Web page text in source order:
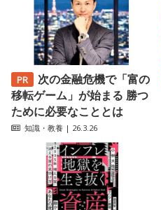
次の金融危機で「富の
移転ゲーム」が始まる 勝つ
ために必要なこととは
知識・教養 | 26.3.26